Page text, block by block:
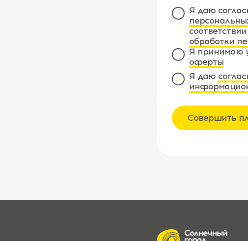
Я даю
обработки
Я принимаю
оферты
Я даю
Совершить